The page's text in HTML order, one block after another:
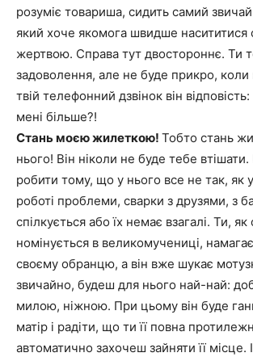
розуміє товариша, сидить самий
який хоче якомога швидше насититися
жертвою. Справа тут двостороннє. Ти
задоволення, але не буде прикро, коли
твій телефонний дзвінок він
мені більше?!
Стань моєю жилеткою! Тобто стань
нього! Він ніколи не буде тебе
робити тому, що у нього все не так, як
роботі проблеми, сварки з друзями, з
спілкується або їх немає взагалі. Ти, як
номінується в великомучениці,
своєму обранцю, а він вже шукає
звичайно, будеш для нього най-най:
милою, ніжною. При цьому він буде
матір і радіти, що ти її повна
автоматично захочеш зайняти її місце.